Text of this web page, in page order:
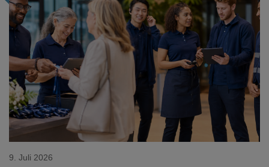
9. Juli 2026